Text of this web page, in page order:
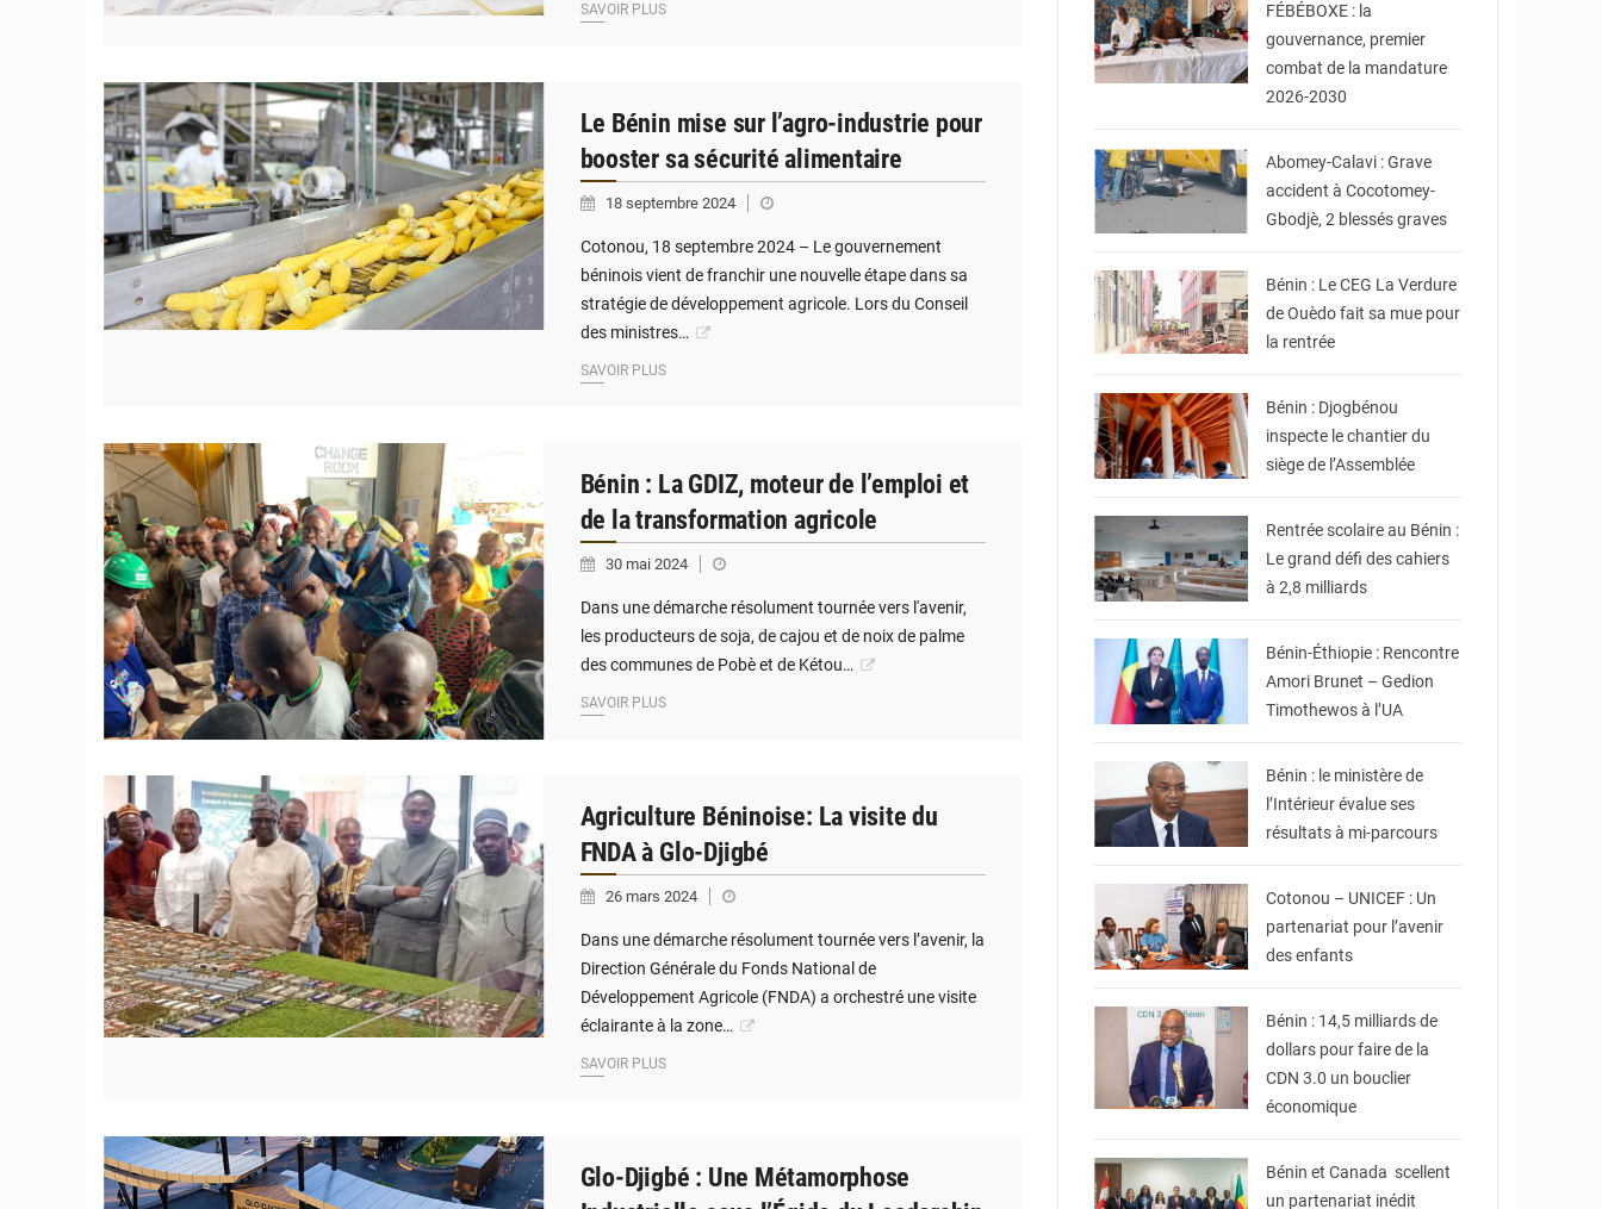
SAVOIR PLUS
Le Bénin mise sur l’agro-industrie pour
booster sa sécurité alimentaire
18 septembre 2024
Cotonou, 18 septembre 2024 – Le gouvernement
béninois vient de franchir une nouvelle étape dans sa
stratégie de développement agricole. Lors du Conseil
des ministres…
SAVOIR PLUS
Bénin : La GDIZ, moteur de l’emploi et
de la transformation agricole
30 mai 2024
Dans une démarche résolument tournée vers l'avenir,
les producteurs de soja, de cajou et de noix de palme
des communes de Pobè et de Kétou…
SAVOIR PLUS
Agriculture Béninoise: La visite du
FNDA à Glo-Djigbé
26 mars 2024
Dans une démarche résolument tournée vers l’avenir, la
Direction Générale du Fonds National de
Développement Agricole (FNDA) a orchestré une visite
éclairante à la zone…
SAVOIR PLUS
Glo-Djigbé : Une Métamorphose
FÉBÉBOXE : la
gouvernance, premier
combat de la mandature
2026-2030
Abomey-Calavi : Grave
accident à Cocotomey-
Gbodjè, 2 blessés graves
Bénin : Le CEG La Verdure
de Ouèdo fait sa mue pour
la rentrée
© Assemblée Nationale
Bénin : Djogbénou
inspecte le chantier du
siège de l’Assemblée
Rentrée scolaire au Bénin :
Le grand défi des cahiers
à 2,8 milliards
Bénin-Éthiopie : Rencontre
Amori Brunet – Gedion
Timothewos à l’UA
© Ministère intérieur
Bénin : le ministère de
l’Intérieur évalue ses
résultats à mi-parcours
Cotonou – UNICEF : Un
partenariat pour l’avenir
des enfants
© Ministère du Cadre
de Vie et des
Transports, chargé du
Développement
Bénin : 14,5 milliards de
dollars pour faire de la
CDN 3.0 un bouclier
économique
© Ministère Des
Affaires Etrangères et
Bénin et Canada scellent
un partenariat inédit